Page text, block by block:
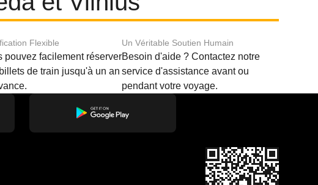
Flexible
pouvez facilement réserver
de train jusqu'à un an
Un Véritable Soutien Humain
Besoin d'aide ? Contactez notre
service d'assistance avant ou
pendant votre voyage.